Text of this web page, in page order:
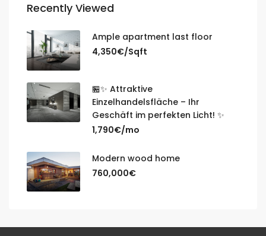
Recently Viewed
Ample apartment last floor
4,350€/Sqft
🏪✨ Attraktive
Einzelhandelsfläche – Ihr
Geschäft im perfekten Licht! ✨
1,790€/mo
Modern wood home
760,000€